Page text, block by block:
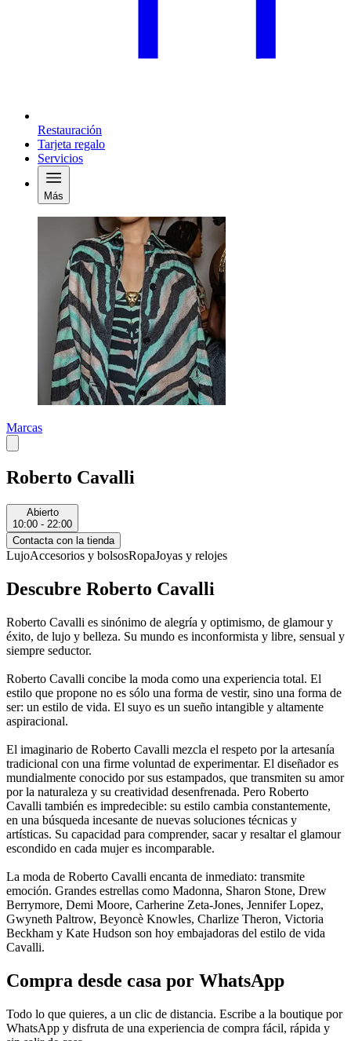
Restauración
Tarjeta regalo
Servicios
Más
Marcas
Roberto Cavalli
Abierto
10:00 - 22:00
Contacta con la tienda
LujoAccesorios y bolsosRopaJoyas y relojes
Descubre Roberto Cavalli
Roberto Cavalli es sinónimo de alegría y optimismo, de glamour y
éxito, de lujo y belleza. Su mundo es inconformista y libre, sensual y
siempre seductor.
Roberto Cavalli concibe la moda como una experiencia total. El
estilo que propone no es sólo una forma de vestir, sino una forma de
ser: un estilo de vida. El suyo es un sueño intangible y altamente
aspiracional.
El imaginario de Roberto Cavalli mezcla el respeto por la artesanía
tradicional con una firme voluntad de experimentar. El diseñador es
mundialmente conocido por sus estampados, que transmiten su amor
por la naturaleza y su creatividad desenfrenada. Pero Roberto
Cavalli también es impredecible: su estilo cambia constantemente,
en una búsqueda incesante de nuevas soluciones técnicas y
artísticas. Su capacidad para comprender, sacar y resaltar el glamour
escondido en cada mujer es incomparable.
La moda de Roberto Cavalli encanta de inmediato: transmite
emoción. Grandes estrellas como Madonna, Sharon Stone, Drew
Berrymore, Demi Moore, Carherine Zeta-Jones, Jennifer Lopez,
Gwyneth Paltrow, Beyoncè Knowles, Charlize Theron, Victoria
Beckham y Kate Hudson son hoy embajadoras del estilo de vida
Cavalli.
Compra desde casa por WhatsApp
Todo lo que quieres, a un clic de distancia. Escribe a la boutique por
WhatsApp y disfruta de una experiencia de compra fácil, rápida y